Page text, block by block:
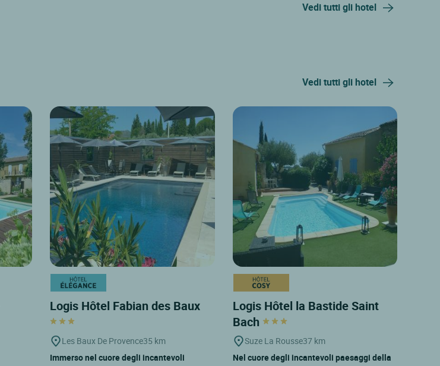
Vedi tutti gli hotel
Vedi tutti gli hotel
Logis Hôtel Fabian des Baux
Les Baux De Provence35 km
Immerso nel cuore degli incantevoli
Logis Hôtel la Bastide Saint
Bach
Suze La Rousse37 km
Nel cuore degli incantevoli paesaggi della